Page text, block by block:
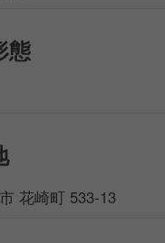
態
花崎町 533-13